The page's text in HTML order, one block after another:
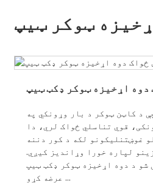
ټوکر ټیپ
دوه اړخیزه ټوکر ډکټ ټیپ
د کاټن ټوکر د بار وړونکي په
قوي تناسلي ځواک لري، دا
غوښتنلیکونو لکه د کور دننه
لپاره خورا وړاندیز کیږي.
شو د دوه اړخیزه ټوکر ډکټ ټیپ
عرضه کړو ...